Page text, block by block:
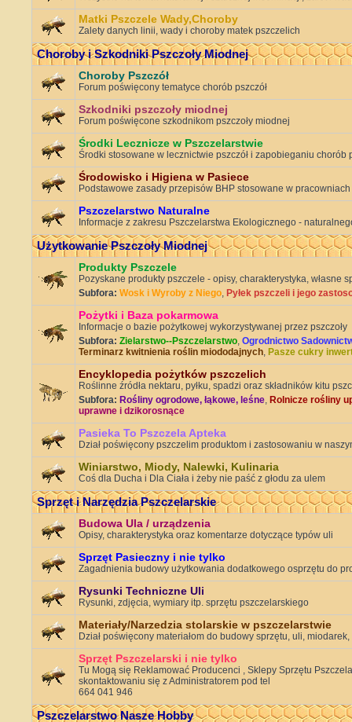
Matki Pszczele Wady,Choroby
Zalety danych linii, wady i choroby matek pszczelich
Choroby i Szkodniki Pszczoły Miodnej
Choroby Pszczół
Forum poświęcony tematyce chorób pszczół
Szkodniki pszczoły miodnej
Forum poświęcone szkodnikom pszczoły miodnej
Środki Lecznicze w Pszczelarstwie
Środki stosowane w lecznictwie pszczół i zapobieganiu chorób
Środowisko i Higiena w Pasiece
Podstawowe zasady przepisów BHP stosowane w
Pszczelarstwo Naturalne
Informacje z zakresu Pszczelarstwa Ekologicznego -
Użytkowanie Pszczoły Miodnej
Produkty Pszczele
Pozyskane produkty pszczele - opisy, charakterystyka, własne
Subfora: Wosk i Wyroby z Niego, Pyłek pszczeli i jego
Pożytki i Baza pokarmowa
Informacje o bazie pożytkowej wykorzystywanej przez pszczoły
Subfora: Zielarstwo--Pszczelarstwo, Ogrodnictwo
Terminarz kwitnienia roślin miododajnych, Pasze cukry
Encyklopedia pożytków pszczelich
Roślinne źródła nektaru, pyłku, spadzi oraz składników kitu
Subfora: Rośliny ogrodowe, łąkowe, leśne, Rolnicze rośliny
uprawne i dzikorosnące
Pasieka To Pszczela Apteka
Dział poświęcony pszczelim produktom i zastosowaniu w
Winiarstwo, Miody, Nalewki, Kulinaria
Coś dla Ducha i Dla Ciała i żeby nie paść z głodu za ulem
Sprzęt i Narzędzia Pszczelarskie
Budowa Ula / urządzenia
Opisy, charakterystyka oraz komentarze dotyczące typów uli
Sprzęt Pasieczny i nie tylko
Zagadnienia budowy użytkowania dodatkowego osprzętu do
Rysunki Techniczne Uli
Rysunki, zdjęcia, wymiary itp. sprzętu pszczelarskiego
Materiały/Narzedzia stolarskie w pszczelarstwie
Dział poświęcony materiałom do budowy sprzętu, uli,
Sprzęt Pszczelarski i nie tylko
Tu Mogą się Reklamować Producenci , Sklepy Sprzętu
skontaktowaniu się z Administratorem pod tel
664 041 946
Pszczelarstwo Nasze Hobby